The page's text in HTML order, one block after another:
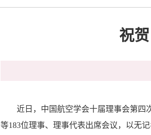
祝
近日，中国航空学会十届理事会第四次
等183位理事、理事代表出席会议，以无